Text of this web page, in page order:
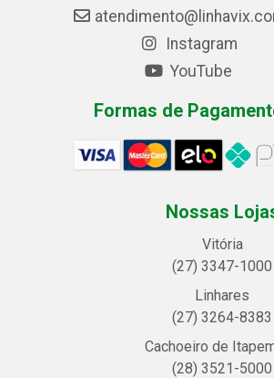
Instagram
YouTube
Formas de
Nossas
Vitória
(27) 3347-1000
Linhares
(27) 3264-8383
Cachoeiro de
(28) 3521-5000